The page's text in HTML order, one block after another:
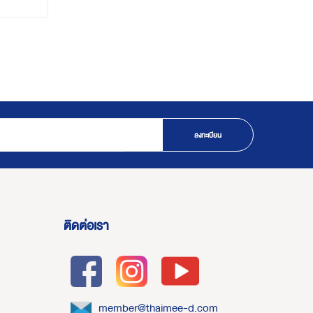
ลงทะเบียน
ติดต่อเรา
member@thaimee-d.com